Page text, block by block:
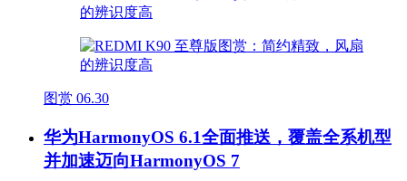
图赏 06.30
华为HarmonyOS 6.1全面推送，覆盖全系机型
并加速迈向HarmonyOS 7